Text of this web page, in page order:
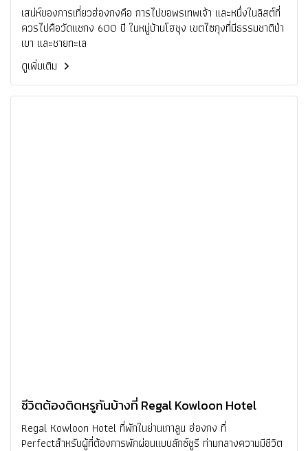
เสน่ห์ของการเที่ยวฮ่องกงคือ การไปขอพรเทพเจ้า และหนึ่งในลิสต์ที่
ควรไปคือวัดแชกง 600 ปี ในหมู่บ้านโฮชุง เขตไซกุงที่มีธรรมชาติป่า
เขา และชายทะเล
ดูเพิ่มเติม
ชีวิตต้องติดหรูกันบ้างที่ Regal Kowloon Hotel
Regal Kowloon Hotel ที่พักในย่านเกาลูน ฮ่องกง ที่
Perfectสำหรับผู้ที่ต้องการพักผ่อนแบบลักซ์ชูรี ท่ามกลางความมีชีวิต